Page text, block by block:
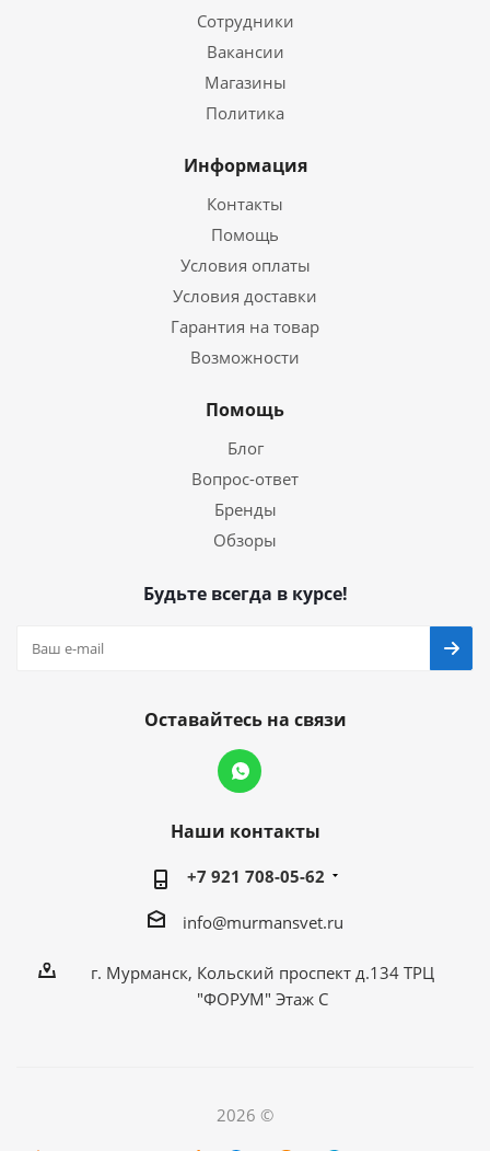
Сотрудники
Вакансии
Магазины
Политика
Информация
Контакты
Помощь
Условия оплаты
Условия доставки
Гарантия на товар
Возможности
Помощь
Блог
Вопрос-ответ
Бренды
Обзоры
Будьте всегда в курсе!
Оставайтесь на связи
Наши контакты
+7 921 708-05-62
info@murmansvet.ru
г. Мурманск, Кольский проспект д.134 ТРЦ
"ФОРУМ" Этаж С
2026 ©